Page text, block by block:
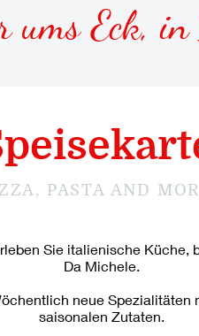
ums Eck,
PASTA AND
Sie italienische Küche,
Da Michele.
neue Spezialitäten
saisonalen Zutaten.